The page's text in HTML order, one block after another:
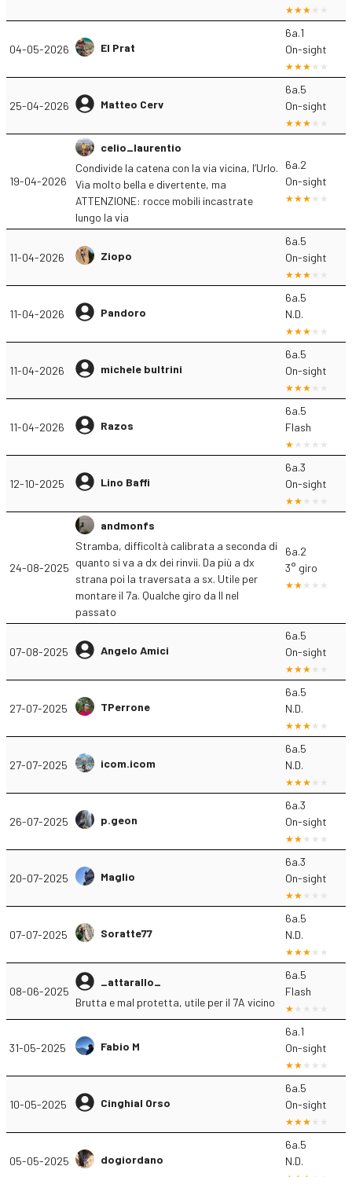
04-05-2026 El Prat
6a.1
On-sight
25-04-2026 Matteo Cerv
6a.5
On-sight
19-04-2026
celio_laurentio
Condivide la catena con la via vicina, l’Urlo.
Via molto bella e divertente, ma
ATTENZIONE: rocce mobili incastrate
lungo la via
6a.2
On-sight
11-04-2026 Ziopo
6a.5
On-sight
11-04-2026 Pandoro
6a.5
N.D.
11-04-2026 michele bultrini
6a.5
On-sight
11-04-2026 Razos
6a.5
Flash
12-10-2025 Lino Baffi
6a.3
On-sight
24-08-2025
andmonfs
Stramba, difficoltà calibrata a seconda di
quanto si va a dx dei rinvii. Da più a dx
strana poi la traversata a sx. Utile per
montare il 7a. Qualche giro da II nel
passato
6a.2
3° giro
07-08-2025 Angelo Amici
6a.5
On-sight
27-07-2025 TPerrone
6a.5
N.D.
27-07-2025 icom.icom
6a.5
N.D.
26-07-2025 p.geon
6a.3
On-sight
20-07-2025 Maglio
6a.3
On-sight
07-07-2025 Soratte77
6a.5
N.D.
08-06-2025
_attarallo_
Brutta e mal protetta, utile per il 7A vicino
6a.5
Flash
31-05-2025 Fabio M
6a.1
On-sight
10-05-2025 Cinghial Orso
6a.5
On-sight
05-05-2025 dogiordano
6a.5
N.D.